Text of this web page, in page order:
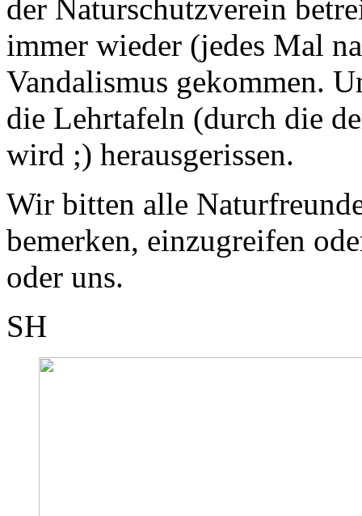
der Naturschutzverein
immer wieder (jedes Mal
Vandalismus gekommen.
die Lehrtafeln (durch die
wird ;) herausgerissen.
Wir bitten alle
bemerken, einzugreifen
oder uns.
SH